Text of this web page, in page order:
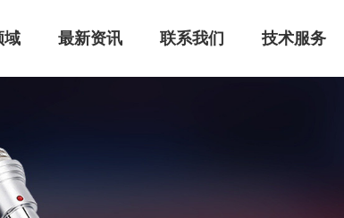
域 最新资讯 联系我们 技术服务